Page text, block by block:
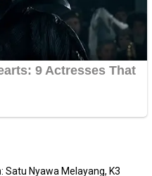
Satu Nyawa Melayang, K3